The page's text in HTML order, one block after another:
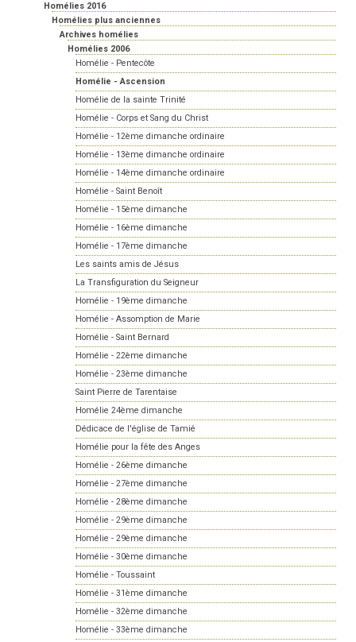
Homélies 2016
Homélies plus anciennes
Archives homélies
Homélies 2006
Homélie - Pentecôte
Homélie - Ascension
Homélie de la sainte Trinité
Homélie - Corps et Sang du Christ
Homélie - 12ème dimanche ordinaire
Homélie - 13ème dimanche ordinaire
Homélie - 14ème dimanche ordinaire
Homélie - Saint Benoît
Homélie - 15ème dimanche
Homélie - 16ème dimanche
Homélie - 17ème dimanche
Les saints amis de Jésus
La Transfiguration du Seigneur
Homélie - 19ème dimanche
Homélie - Assomption de Marie
Homélie - Saint Bernard
Homélie - 22ème dimanche
Homélie - 23ème dimanche
Saint Pierre de Tarentaise
Homélie 24ème dimanche
Dédicace de l'église de Tamié
Homélie pour la fête des Anges
Homélie - 26ème dimanche
Homélie - 27ème dimanche
Homélie - 28ème dimanche
Homélie - 29ème dimanche
Homélie - 29ème dimanche
Homélie - 30ème dimanche
Homélie - Toussaint
Homélie - 31ème dimanche
Homélie - 32ème dimanche
Homélie - 33ème dimanche